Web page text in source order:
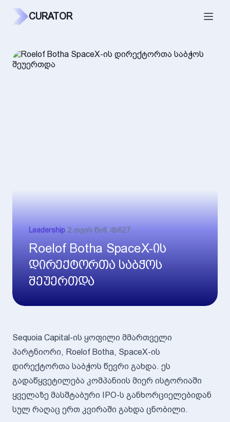
CURATOR
Leadership•2 თვის წინ• 627
Roelof Botha SpaceX-ის
დირექტორთა საბჭოს
შეუერთდა
Sequoia Capital-ის ყოფილი მმართველი
პარტნიორი, Roelof Botha, SpaceX-ის
დირექტორთა საბჭოს წევრი გახდა. ეს
გადაწყვეტილება კომპანიის მიერ ისტორიაში
ყველაზე მასშტაბური IPO-ს განხორციელებიდან
სულ რაღაც ერთ კვირაში გახდა ცნობილი.